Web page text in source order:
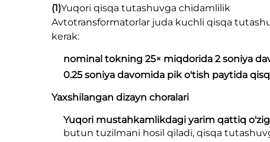
(1)Yuqori qisqa tutashuvga chidamlilik
Avtotransformatorlar juda kuchli qisqa
kerak:
nominal tokning 25× miqdorida 2 soniya
0.25 soniya davomida pik o'tish paytida
Yaxshilangan dizayn choralari
Yuqori mustahkamlikdagi yarim qattiq
butun tuzilmani hosil qiladi, qisqa